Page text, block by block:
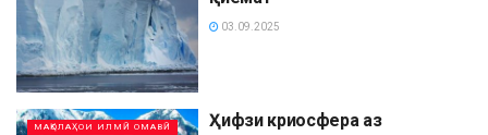
03.09.2025
МАҚОЛАҲОИ ИЛМӢ ОМАВӢ
Ҳифзи криосфера аз